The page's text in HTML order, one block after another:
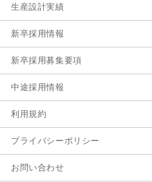
生産設計実績
新卒採用情報
新卒採用募集要項
中途採用情報
利用規約
プライバシーポリシー
お問い合わせ